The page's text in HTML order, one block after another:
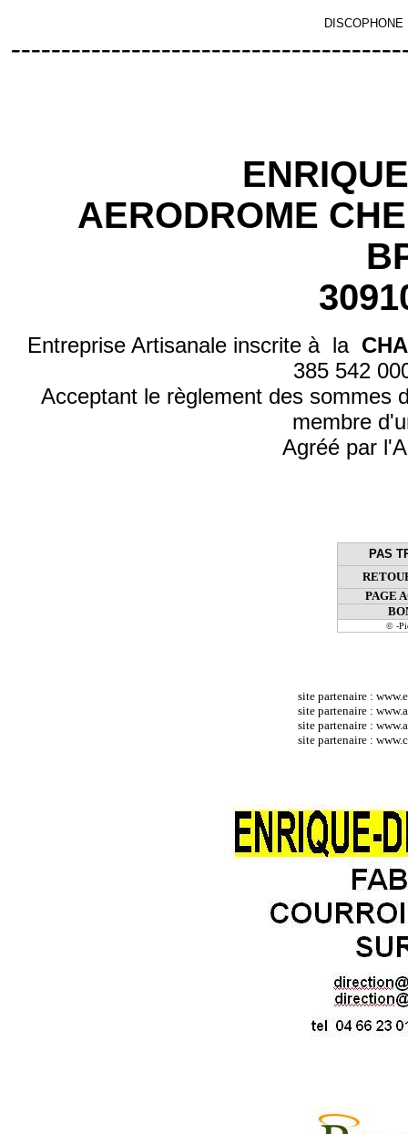
AERODROME
Entreprise Artisanale inscrite à la
385 542
Acceptant le règlement des sommes
membre
Agréé par
PAS
PAGE
© -
site partenaire :
site partenaire :
site partenaire :
site partenaire :